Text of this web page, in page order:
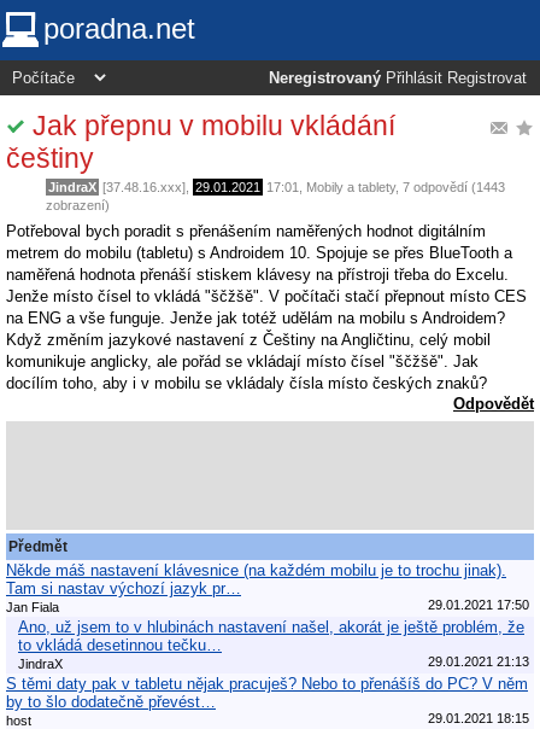
poradna.net
Neregistrovaný Přihlásit Registrovat
Jak přepnu v mobilu vkládání
češtiny
JindraX [37.48.16.xxx], 29.01.2021 17:01 Mobily a tablety, 7 odpovědí (1443
zobrazení)
Potřeboval bych poradit s přenášením naměřených hodnot digitálním
metrem do mobilu (tabletu) s Androidem 10. Spojuje se přes BlueTooth a
naměřená hodnota přenáší stiskem klávesy na přístroji třeba do Excelu.
Jenže místo čísel to vkládá "ščžšě". V počítači stačí přepnout místo CES
na ENG a vše funguje. Jenže jak totéž udělám na mobilu s Androidem?
Když změním jazykové nastavení z Češtiny na Angličtinu, celý mobil
komunikuje anglicky, ale pořád se vkládají místo čísel "ščžšě". Jak
docílím toho, aby i v mobilu se vkládaly čísla místo českých znaků?
Odpovědět
Předmět
Někde máš nastavení klávesnice (na každém mobilu je to trochu jinak).
Tam si nastav výchozí jazyk pr…
Jan Fiala 29.01.2021 17:50
Ano, už jsem to v hlubinách nastavení našel, akorát je ještě problém, že
to vkládá desetinnou tečku…
JindraX 29.01.2021 21:13
S těmi daty pak v tabletu nějak pracuješ? Nebo to přenášíš do PC? V něm
by to šlo dodatečně převést…
host 29.01.2021 18:15